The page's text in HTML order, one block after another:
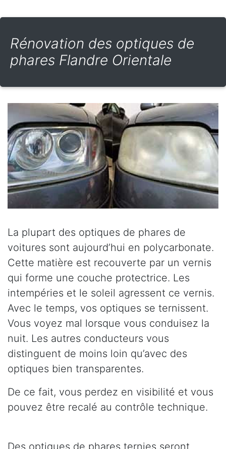
Rénovation des optiques de
phares Flandre Orientale
La plupart des optiques de phares de
voitures sont aujourd’hui en polycarbonate.
Cette matière est recouverte par un vernis
qui forme une couche protectrice. Les
intempéries et le soleil agressent ce vernis.
Avec le temps, vos optiques se ternissent.
Vous voyez mal lorsque vous conduisez la
nuit. Les autres conducteurs vous
distinguent de moins loin qu’avec des
optiques bien transparentes.
De ce fait, vous perdez en visibilité et vous
pouvez être recalé au contrôle technique.